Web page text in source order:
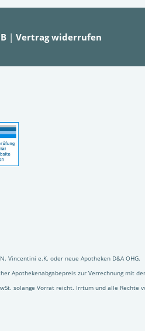
| Vertrag widerrufen
Vincentini e.K. oder neue Apotheken D&A OHG.
Apothekenabgabepreis zur Verrechnung mit
solange Vorrat reicht. Irrtum und alle Rechte